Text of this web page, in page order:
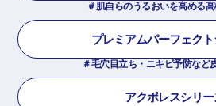
＃肌自らのうるおいを高める
プレミアムパーフェク
＃毛穴目立ち・ニキビ予防など
アクポレスシリー